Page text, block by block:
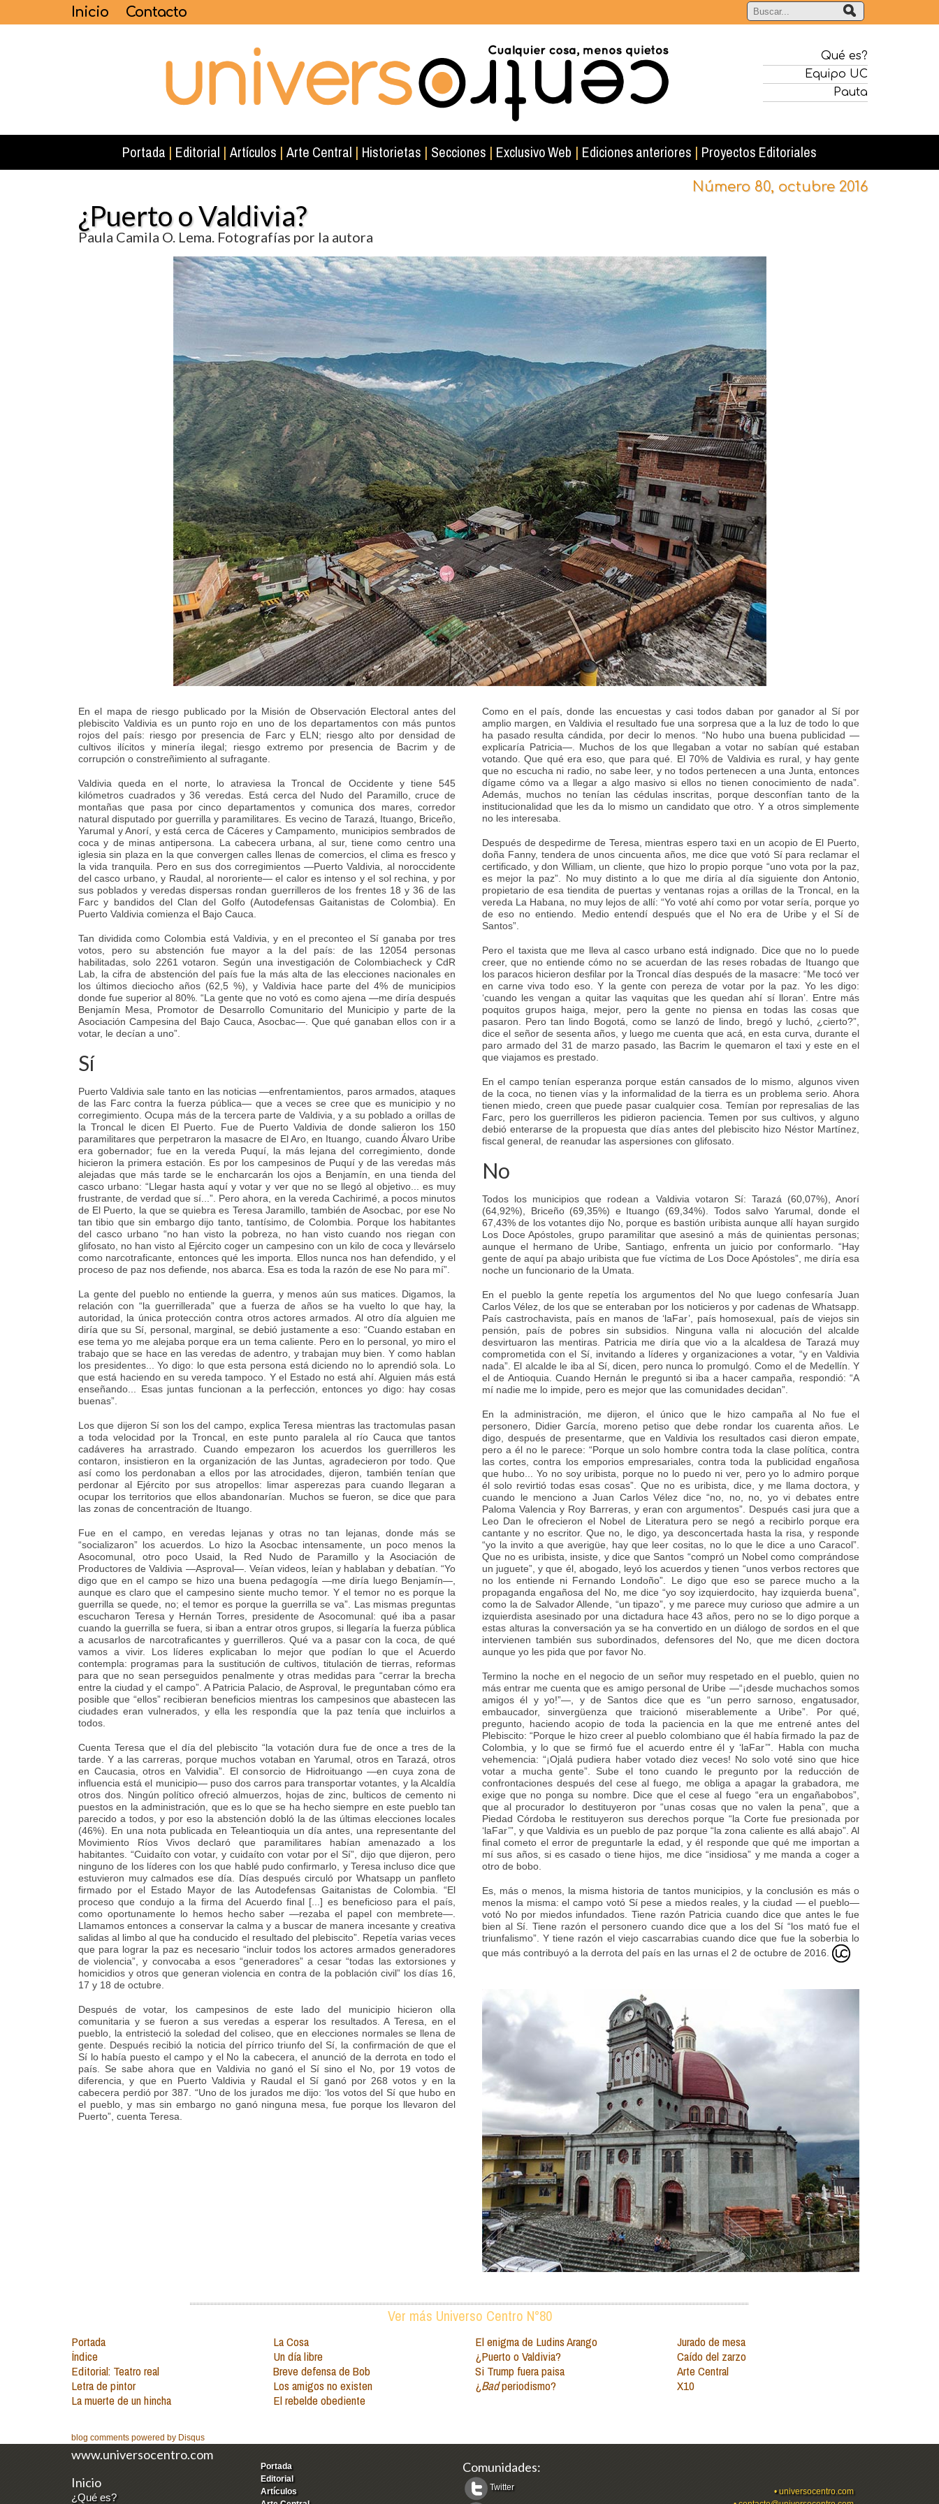
Inicio Contacto
Qué es?
Equipo UC
Pauta
Portada | Editorial | Artículos | Arte Central | Historietas | Secciones | Exclusivo Web | Ediciones anteriores | Proyectos Editoriales
Número 80, octubre 2016
¿Puerto o Valdivia?
Paula Camila O. Lema. Fotografías por la autora
En el mapa de riesgo publicado por la Misión de Observación Electoral antes del
plebiscito Valdivia es un punto rojo en uno de los departamentos con más puntos
rojos del país: riesgo por presencia de Farc y ELN; riesgo alto por densidad de
cultivos ilícitos y minería ilegal; riesgo extremo por presencia de Bacrim y de
corrupción o constreñimiento al sufragante.
Valdivia queda en el norte, lo atraviesa la Troncal de Occidente y tiene 545
kilómetros cuadrados y 36 veredas. Está cerca del Nudo del Paramillo, cruce de
montañas que pasa por cinco departamentos y comunica dos mares, corredor
natural disputado por guerrilla y paramilitares. Es vecino de Tarazá, Ituango, Briceño,
Yarumal y Anorí, y está cerca de Cáceres y Campamento, municipios sembrados de
coca y de minas antipersona. La cabecera urbana, al sur, tiene como centro una
iglesia sin plaza en la que convergen calles llenas de comercios, el clima es fresco y
la vida tranquila. Pero en sus dos corregimientos —Puerto Valdivia, al noroccidente
del casco urbano, y Raudal, al nororiente— el calor es intenso y el sol rechina, y por
sus poblados y veredas dispersas rondan guerrilleros de los frentes 18 y 36 de las
Farc y bandidos del Clan del Golfo (Autodefensas Gaitanistas de Colombia). En
Puerto Valdivia comienza el Bajo Cauca.
Tan dividida como Colombia está Valdivia, y en el preconteo el Sí ganaba por tres
votos, pero su abstención fue mayor a la del país: de las 12054 personas
habilitadas, solo 2261 votaron. Según una investigación de Colombiacheck y CdR
Lab, la cifra de abstención del país fue la más alta de las elecciones nacionales en
los últimos dieciocho años (62,5 %), y Valdivia hace parte del 4% de municipios
donde fue superior al 80%. “La gente que no votó es como ajena —me diría después
Benjamín Mesa, Promotor de Desarrollo Comunitario del Municipio y parte de la
Asociación Campesina del Bajo Cauca, Asocbac—. Que qué ganaban ellos con ir a
votar, le decían a uno”.
Sí
Puerto Valdivia sale tanto en las noticias —enfrentamientos, paros armados, ataques
de las Farc contra la fuerza pública— que a veces se cree que es municipio y no
corregimiento. Ocupa más de la tercera parte de Valdivia, y a su poblado a orillas de
la Troncal le dicen El Puerto. Fue de Puerto Valdivia de donde salieron los 150
paramilitares que perpetraron la masacre de El Aro, en Ituango, cuando Álvaro Uribe
era gobernador; fue en la vereda Puquí, la más lejana del corregimiento, donde
hicieron la primera estación. Es por los campesinos de Puquí y de las veredas más
alejadas que más tarde se le encharcarán los ojos a Benjamín, en una tienda del
casco urbano: “Llegar hasta aquí y votar y ver que no se llegó al objetivo... es muy
frustrante, de verdad que sí...”. Pero ahora, en la vereda Cachirimé, a pocos minutos
de El Puerto, la que se quiebra es Teresa Jaramillo, también de Asocbac, por ese No
tan tibio que sin embargo dijo tanto, tantísimo, de Colombia. Porque los habitantes
del casco urbano “no han visto la pobreza, no han visto cuando nos riegan con
glifosato, no han visto al Ejército coger un campesino con un kilo de coca y llevárselo
como narcotraficante, entonces qué les importa. Ellos nunca nos han defendido, y el
proceso de paz nos defiende, nos abarca. Esa es toda la razón de ese No para mí”.
La gente del pueblo no entiende la guerra, y menos aún sus matices. Digamos, la
relación con “la guerrillerada” que a fuerza de años se ha vuelto lo que hay, la
autoridad, la única protección contra otros actores armados. Al otro día alguien me
diría que su Sí, personal, marginal, se debió justamente a eso: “Cuando estaban en
ese tema yo me alejaba porque era un tema caliente. Pero en lo personal, yo miro el
trabajo que se hace en las veredas de adentro, y trabajan muy bien. Y como hablan
los presidentes... Yo digo: lo que esta persona está diciendo no lo aprendió sola. Lo
que está haciendo en su vereda tampoco. Y el Estado no está ahí. Alguien más está
enseñando... Esas juntas funcionan a la perfección, entonces yo digo: hay cosas
buenas”.
Los que dijeron Sí son los del campo, explica Teresa mientras las tractomulas pasan
a toda velocidad por la Troncal, en este punto paralela al río Cauca que tantos
cadáveres ha arrastrado. Cuando empezaron los acuerdos los guerrilleros les
contaron, insistieron en la organización de las Juntas, agradecieron por todo. Que
así como los perdonaban a ellos por las atrocidades, dijeron, también tenían que
perdonar al Ejército por sus atropellos: limar asperezas para cuando llegaran a
ocupar los territorios que ellos abandonarían. Muchos se fueron, se dice que para
las zonas de concentración de Ituango.
Fue en el campo, en veredas lejanas y otras no tan lejanas, donde más se
“socializaron” los acuerdos. Lo hizo la Asocbac intensamente, un poco menos la
Asocomunal, otro poco Usaid, la Red Nudo de Paramillo y la Asociación de
Productores de Valdivia —Asproval—. Veían videos, leían y hablaban y debatían. “Yo
digo que en el campo se hizo una buena pedagogía —me diría luego Benjamín—,
aunque es claro que el campesino siente mucho temor. Y el temor no es porque la
guerrilla se quede, no; el temor es porque la guerrilla se va”. Las mismas preguntas
escucharon Teresa y Hernán Torres, presidente de Asocomunal: qué iba a pasar
cuando la guerrilla se fuera, si iban a entrar otros grupos, si llegaría la fuerza pública
a acusarlos de narcotraficantes y guerrilleros. Qué va a pasar con la coca, de qué
vamos a vivir. Los líderes explicaban lo mejor que podían lo que el Acuerdo
contempla: programas para la sustitución de cultivos, titulación de tierras, reformas
para que no sean perseguidos penalmente y otras medidas para “cerrar la brecha
entre la ciudad y el campo”. A Patricia Palacio, de Asproval, le preguntaban cómo era
posible que “ellos” recibieran beneficios mientras los campesinos que abastecen las
ciudades eran vulnerados, y ella les respondía que la paz tenía que incluirlos a
todos.
Cuenta Teresa que el día del plebiscito “la votación dura fue de once a tres de la
tarde. Y a las carreras, porque muchos votaban en Yarumal, otros en Tarazá, otros
en Caucasia, otros en Valvidia”. El consorcio de Hidroituango —en cuya zona de
influencia está el municipio— puso dos carros para transportar votantes, y la Alcaldía
otros dos. Ningún político ofreció almuerzos, hojas de zinc, bulticos de cemento ni
puestos en la administración, que es lo que se ha hecho siempre en este pueblo tan
parecido a todos, y por eso la abstención dobló la de las últimas elecciones locales
(46%). En una nota publicada en Teleantioquia un día antes, una representante del
Movimiento Ríos Vivos declaró que paramilitares habían amenazado a los
habitantes. “Cuidaíto con votar, y cuidaíto con votar por el Sí”, dijo que dijeron, pero
ninguno de los líderes con los que hablé pudo confirmarlo, y Teresa incluso dice que
estuvieron muy calmados ese día. Días después circuló por Whatsapp un panfleto
firmado por el Estado Mayor de las Autodefensas Gaitanistas de Colombia. “El
proceso que condujo a la firma del Acuerdo final [...] es beneficioso para el país,
como oportunamente lo hemos hecho saber —rezaba el papel con membrete—.
Llamamos entonces a conservar la calma y a buscar de manera incesante y creativa
salidas al limbo al que ha conducido el resultado del plebiscito”. Repetía varias veces
que para lograr la paz es necesario “incluir todos los actores armados generadores
de violencia”, y convocaba a esos “generadores” a cesar “todas las extorsiones y
homicidios y otros que generan violencia en contra de la población civil” los días 16,
17 y 18 de octubre.
Después de votar, los campesinos de este lado del municipio hicieron olla
comunitaria y se fueron a sus veredas a esperar los resultados. A Teresa, en el
pueblo, la entristeció la soledad del coliseo, que en elecciones normales se llena de
gente. Después recibió la noticia del pírrico triunfo del Sí, la confirmación de que el
Sí lo había puesto el campo y el No la cabecera, el anunció de la derrota en todo el
país. Se sabe ahora que en Valdivia no ganó el Sí sino el No, por 19 votos de
diferencia, y que en Puerto Valdivia y Raudal el Sí ganó por 268 votos y en la
cabecera perdió por 387. “Uno de los jurados me dijo: ‘los votos del Sí que hubo en
el pueblo, y mas sin embargo no ganó ninguna mesa, fue porque los llevaron del
Puerto”, cuenta Teresa.
Como en el país, donde las encuestas y casi todos daban por ganador al Sí por
amplio margen, en Valdivia el resultado fue una sorpresa que a la luz de todo lo que
ha pasado resulta cándida, por decir lo menos. “No hubo una buena publicidad —
explicaría Patricia—. Muchos de los que llegaban a votar no sabían qué estaban
votando. Que qué era eso, que para qué. El 70% de Valdivia es rural, y hay gente
que no escucha ni radio, no sabe leer, y no todos pertenecen a una Junta, entonces
dígame cómo va a llegar a algo masivo si ellos no tienen conocimiento de nada”.
Además, muchos no tenían las cédulas inscritas, porque desconfían tanto de la
institucionalidad que les da lo mismo un candidato que otro. Y a otros simplemente
no les interesaba.
Después de despedirme de Teresa, mientras espero taxi en un acopio de El Puerto,
doña Fanny, tendera de unos cincuenta años, me dice que votó Sí para reclamar el
certificado, y don William, un cliente, que hizo lo propio porque “uno vota por la paz,
es mejor la paz”. No muy distinto a lo que me diría al día siguiente don Antonio,
propietario de esa tiendita de puertas y ventanas rojas a orillas de la Troncal, en la
vereda La Habana, no muy lejos de allí: “Yo voté ahí como por votar sería, porque yo
de eso no entiendo. Medio entendí después que el No era de Uribe y el Sí de
Santos”.
Pero el taxista que me lleva al casco urbano está indignado. Dice que no lo puede
creer, que no entiende cómo no se acuerdan de las reses robadas de Ituango que
los paracos hicieron desfilar por la Troncal días después de la masacre: “Me tocó ver
en carne viva todo eso. Y la gente con pereza de votar por la paz. Yo les digo:
‘cuando les vengan a quitar las vaquitas que les quedan ahí sí lloran’. Entre más
poquitos grupos haiga, mejor, pero la gente no piensa en todas las cosas que
pasaron. Pero tan lindo Bogotá, como se lanzó de lindo, bregó y luchó, ¿cierto?”,
dice el señor de sesenta años, y luego me cuenta que acá, en esta curva, durante el
paro armado del 31 de marzo pasado, las Bacrim le quemaron el taxi y este en el
que viajamos es prestado.
En el campo tenían esperanza porque están cansados de lo mismo, algunos viven
de la coca, no tienen vías y la informalidad de la tierra es un problema serio. Ahora
tienen miedo, creen que puede pasar cualquier cosa. Temían por represalias de las
Farc, pero los guerrilleros les pidieron paciencia. Temen por sus cultivos, y alguno
debió enterarse de la propuesta que días antes del plebiscito hizo Néstor Martínez,
fiscal general, de reanudar las aspersiones con glifosato.
No
Todos los municipios que rodean a Valdivia votaron Sí: Tarazá (60,07%), Anorí
(64,92%), Briceño (69,35%) e Ituango (69,34%). Todos salvo Yarumal, donde el
67,43% de los votantes dijo No, porque es bastión uribista aunque allí hayan surgido
Los Doce Apóstoles, grupo paramilitar que asesinó a más de quinientas personas;
aunque el hermano de Uribe, Santiago, enfrenta un juicio por conformarlo. “Hay
gente de aquí pa abajo uribista que fue víctima de Los Doce Apóstoles”, me diría esa
noche un funcionario de la Umata.
En el pueblo la gente repetía los argumentos del No que luego confesaría Juan
Carlos Vélez, de los que se enteraban por los noticieros y por cadenas de Whatsapp.
País castrochavista, país en manos de ‘laFar’, país homosexual, país de viejos sin
pensión, país de pobres sin subsidios. Ninguna valla ni alocución del alcalde
desvirtuaron las mentiras. Patricia me diría que vio a la alcaldesa de Tarazá muy
comprometida con el Sí, invitando a líderes y organizaciones a votar, “y en Valdivia
nada”. El alcalde le iba al Sí, dicen, pero nunca lo promulgó. Como el de Medellín. Y
el de Antioquia. Cuando Hernán le preguntó si iba a hacer campaña, respondió: “A
mí nadie me lo impide, pero es mejor que las comunidades decidan”.
En la administración, me dijeron, el único que le hizo campaña al No fue el
personero, Didier García, moreno petiso que debe rondar los cuarenta años. Le
digo, después de presentarme, que en Valdivia los resultados casi dieron empate,
pero a él no le parece: “Porque un solo hombre contra toda la clase política, contra
las cortes, contra los emporios empresariales, contra toda la publicidad engañosa
que hubo... Yo no soy uribista, porque no lo puedo ni ver, pero yo lo admiro porque
él solo revirtió todas esas cosas”. Que no es uribista, dice, y me llama doctora, y
cuando le menciono a Juan Carlos Vélez dice “no, no, no, yo vi debates entre
Paloma Valencia y Roy Barreras, y eran con argumentos”. Después casi jura que a
Leo Dan le ofrecieron el Nobel de Literatura pero se negó a recibirlo porque era
cantante y no escritor. Que no, le digo, ya desconcertada hasta la risa, y responde
“yo la invito a que averigüe, hay que leer cositas, no lo que le dice a uno Caracol”.
Que no es uribista, insiste, y dice que Santos “compró un Nobel como comprándose
un juguete”, y que él, abogado, leyó los acuerdos y tienen “unos verbos rectores que
no los entiende ni Fernando Londoño”. Le digo que eso se parece mucho a la
propaganda engañosa del No, me dice “yo soy izquierdocito, hay izquierda buena”,
como la de Salvador Allende, “un tipazo”, y me parece muy curioso que admire a un
izquierdista asesinado por una dictadura hace 43 años, pero no se lo digo porque a
estas alturas la conversación ya se ha convertido en un diálogo de sordos en el que
intervienen también sus subordinados, defensores del No, que me dicen doctora
aunque yo les pida que por favor No.
Termino la noche en el negocio de un señor muy respetado en el pueblo, quien no
más entrar me cuenta que es amigo personal de Uribe —“¡desde muchachos somos
amigos él y yo!”—, y de Santos dice que es “un perro sarnoso, engatusador,
embaucador, sinvergüenza que traicionó miserablemente a Uribe”. Por qué,
pregunto, haciendo acopio de toda la paciencia en la que me entrené antes del
Plebiscito: “Porque le hizo creer al pueblo colombiano que él había firmado la paz de
Colombia, y lo que se firmó fue el acuerdo entre él y ‘laFar’”. Habla con mucha
vehemencia: “¡Ojalá pudiera haber votado diez veces! No solo voté sino que hice
votar a mucha gente”. Sube el tono cuando le pregunto por la reducción de
confrontaciones después del cese al fuego, me obliga a apagar la grabadora, me
exige que no ponga su nombre. Dice que el cese al fuego “era un engañabobos”,
que al procurador lo destituyeron por “unas cosas que no valen la pena”, que a
Piedad Córdoba le restituyeron sus derechos porque “la Corte fue presionada por
‘laFar’”, y que Valdivia es un pueblo de paz porque “la zona caliente es allá abajo”. Al
final cometo el error de preguntarle la edad, y él responde que qué me importan a
mí sus años, si es casado o tiene hijos, me dice “insidiosa” y me manda a coger a
otro de bobo.
Es, más o menos, la misma historia de tantos municipios, y la conclusión es más o
menos la misma: el campo votó Sí pese a miedos reales, y la ciudad — el pueblo—
votó No por miedos infundados. Tiene razón Patricia cuando dice que antes le fue
bien al Sí. Tiene razón el personero cuando dice que a los del Sí “los mató fue el
triunfalismo”. Y tiene razón el viejo cascarrabias cuando dice que fue la soberbia lo
que más contribuyó a la derrota del país en las urnas el 2 de octubre de 2016.
Ver más Universo Centro N°80
Portada
Índice
Editorial: Teatro real
Letra de pintor
La muerte de un hincha
La Cosa
Un día libre
Breve defensa de Bob
Los amigos no existen
El rebelde obediente
El enigma de Ludins Arango
¿Puerto o Valdivia?
Si Trump fuera paisa
¿Badperiodismo?
Jurado de mesa
Caído del zarzo
Arte Central
X10
blog comments powered by Disqus
www.universocentro.com
Inicio
¿Qué es?
Portada
Editorial
Artículos
Comunidades:
Twitter •universocentro.com